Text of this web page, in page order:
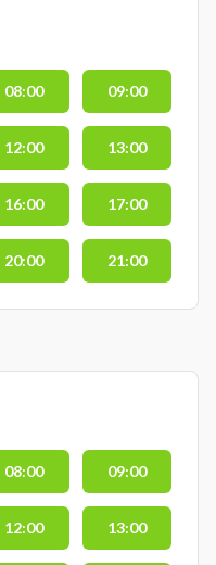
08:00 09:00
12:00 13:00
16:00 17:00
20:00 21:00
08:00 09:00
12:00 13:00